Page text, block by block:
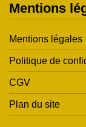
Mentions
Mentions légales
Politique de
CGV
Plan du site